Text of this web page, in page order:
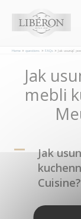
Home questions FAQs Jak usunąć
Jak
mebli
A
Jak
Cuisine?
navigation